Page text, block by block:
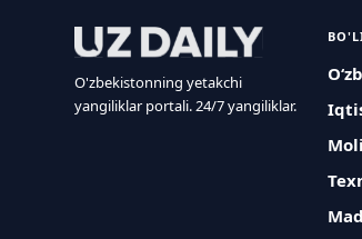
O'zbekistonning yetakchi
yangiliklar portali. 24/7 yangiliklar.